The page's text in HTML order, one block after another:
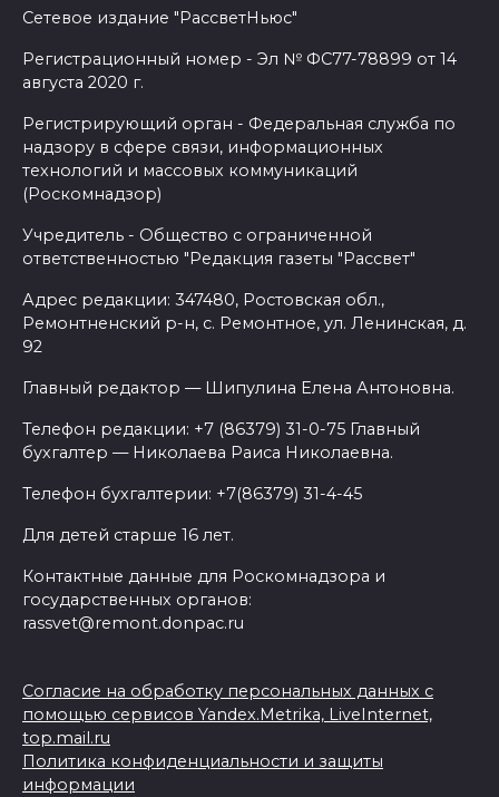
Сетевое издание "РассветНьюс"
Регистрационный номер - Эл № ФС77-78899 от 14
августа 2020 г.
Регистрирующий орган - Федеральная служба по
надзору в сфере связи, информационных
технологий и массовых коммуникаций
(Роскомнадзор)
Учредитель - Общество с ограниченной
ответственностью "Редакция газеты "Рассвет"
Адрес редакции: 347480, Ростовская обл.,
Ремонтненский р-н, с. Ремонтное, ул. Ленинская, д.
92
Главный редактор — Шипулина Елена Антоновна.
Телефон редакции: +7 (86379) 31-0-75 Главный
бухгалтер — Николаева Раиса Николаевна.
Телефон бухгалтерии: +7(86379) 31-4-45
Для детей старше 16 лет.
Контактные данные для Роскомнадзора и
государственных органов:
rassvet@remont.donpac.ru
Согласие на обработку персональных данных с
помощью сервисов Yandex.Metrika, LiveInternet,
top.mail.ru
Политика конфиденциальности и защиты
информации